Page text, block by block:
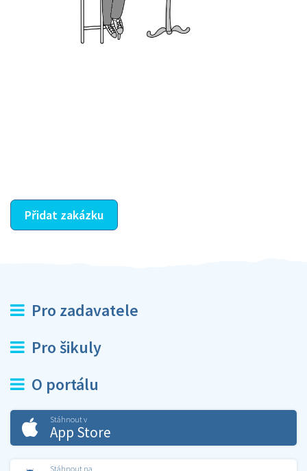
Přidat zakázku
Pro zadavatele
Pro šikuly
O portálu
Stáhnout v
App Store
Stáhnout na